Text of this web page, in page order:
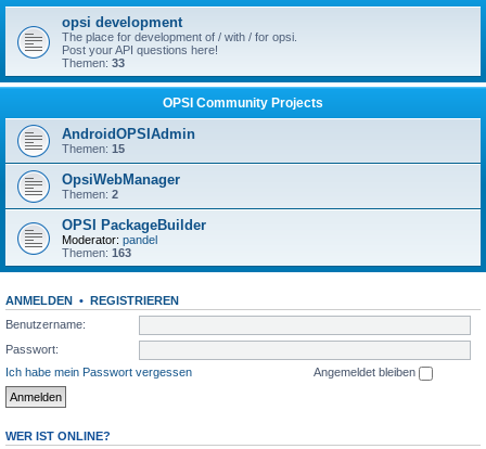
opsi development
The place for development of / with / for opsi.
Post your API questions here!
Themen: 33
OPSI Community Projects
AndroidOPSIAdmin
Themen: 15
OpsiWebManager
Themen: 2
OPSI PackageBuilder
Moderator: pandel
Themen: 163
ANMELDEN • REGISTRIEREN
Benutzername:
Passwort:
Ich habe mein Passwort vergessen
Angemeldet bleiben
WER IST ONLINE?